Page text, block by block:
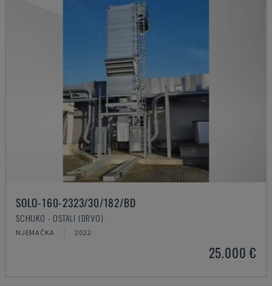
SOLO-160-2323/30/182/BD
SCHUKO - OSTALI (DRVO)
NJEMAČKA 2022
25.000 €